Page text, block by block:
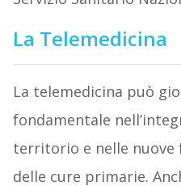
La Telemedicina
La telemedicina può
fondamentale
territorio e nelle nuove
delle cure primarie.